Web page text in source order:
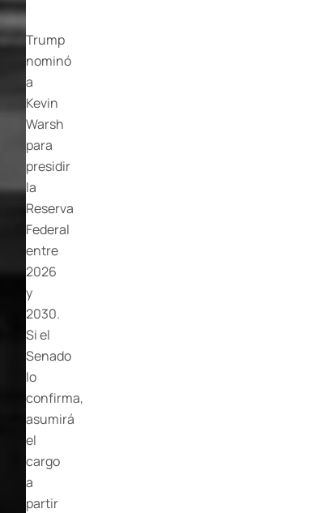
Trump
nominó
a
Kevin
Warsh
para
presidir
la
Reserva
Federal
entre
2026
y
2030.
Si el
Senado
lo
confirma,
asumirá
el
cargo
a
partir